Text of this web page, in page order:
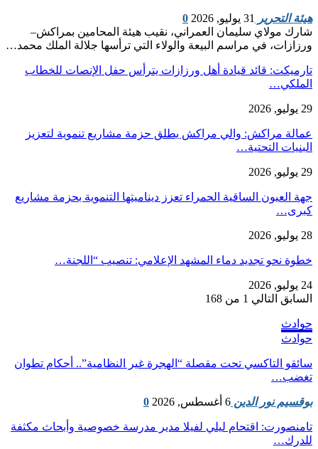
هيئة التحرير 31 يوليو, 2026
0
شارك مولاي سليمان العمراني، نقيب هيئة المحامين بمراكش–
ورزازات، في مراسم البيعة والولاء التي ترأسها جلالة الملك محمد…
تارميكت: قائد قيادة أهل ورزازات يترأس حفل الإنصات للخطاب
الملكي…
29 يوليو, 2026
عمالة مراكش: والي مراكش يطلق حزمة مشاريع تنموية لتعزيز
البنيات التحتية…
29 يوليو, 2026
جهة العيون الساقية الحمراء تعزز ديناميتها التنموية بحزمة مشاريع
كبرى…
28 يوليو, 2026
​خطوة نحو تجديد دماء المشهد الإعلامي: تنصيب “اللجنة…
24 يوليو, 2026
السابق التالي 1 من 168
حوادث
حوادث
سائقو التاكسي تحت مقصلة “الهجرة غير النظامية”.. أحكام تطوان
تغضب…
بوقسيم نور الدين 6 أغسطس, 2026 0
تامنصورت: اقتحام ليلي لفيلا مدير مدرسة خصوصية وأبحاث مكثفة
للدرك…